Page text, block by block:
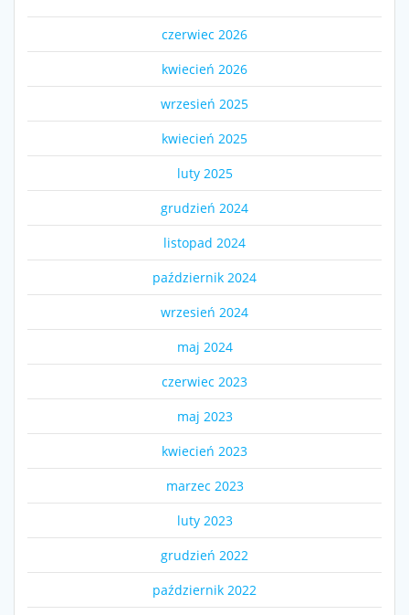
czerwiec 2026
kwiecień 2026
wrzesień 2025
kwiecień 2025
luty 2025
grudzień 2024
listopad 2024
październik 2024
wrzesień 2024
maj 2024
czerwiec 2023
maj 2023
kwiecień 2023
marzec 2023
luty 2023
grudzień 2022
październik 2022